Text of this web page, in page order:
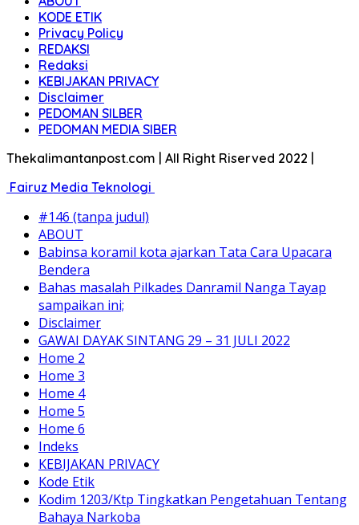
KODE ETIK
Privacy Policy
REDAKSI
Redaksi
KEBIJAKAN PRIVACY
Disclaimer
PEDOMAN SILBER
PEDOMAN MEDIA SIBER
Thekalimantanpost.com | All Right Riserved 2022 |
Fairuz Media Teknologi
#146 (tanpa judul)
ABOUT
Babinsa koramil kota ajarkan Tata Cara Upacara
Bendera
Bahas masalah Pilkades Danramil Nanga Tayap
sampaikan ini;
Disclaimer
GAWAI DAYAK SINTANG 29 – 31 JULI 2022
Home 2
Home 3
Home 4
Home 5
Home 6
Indeks
KEBIJAKAN PRIVACY
Kode Etik
Kodim 1203/Ktp Tingkatkan Pengetahuan Tentang
Bahaya Narkoba